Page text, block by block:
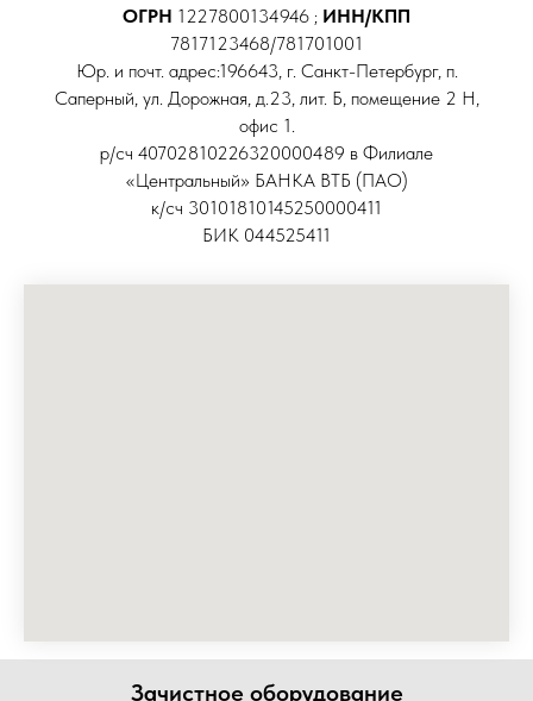
ОГРН 1227800134946 ; ИНН/КПП
7817123468/781701001
Юр. и почт. адрес:196643, г. Санкт-Петербург, п.
Саперный, ул. Дорожная, д.23, лит. Б, помещение 2 Н,
офис 1.
р/сч 40702810226320000489 в Филиале
«Центральный» БАНКА ВТБ (ПАО)
к/сч 30101810145250000411
БИК 044525411
Зачистное оборудование